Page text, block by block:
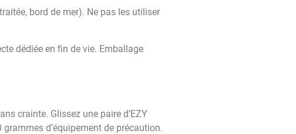
bord de mer). Ne pas les utiliser
dédiée en fin de vie. Emballage
crainte. Glissez une paire d’EZY
d’équipement de précaution.